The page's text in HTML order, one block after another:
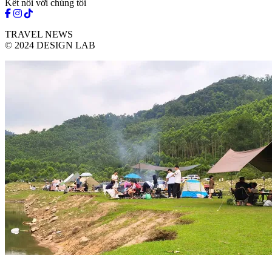
Kết nối với chúng tôi
TRAVEL NEWS
© 2024 DESIGN LAB